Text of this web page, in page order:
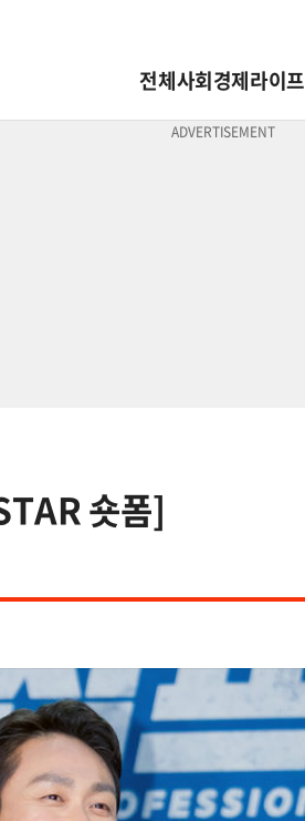
전체사회경제라이프
숏폼]